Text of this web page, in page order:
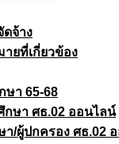
จ้าง
ายที่เกี่ยวข้อง
ษา 65-68
ษา ศธ.02 ออนไลน์
/ผู้ปกครอง ศธ.02